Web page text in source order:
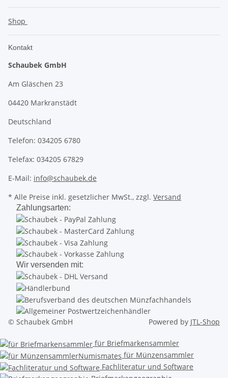
Shop
Kontakt
Schaubek GmbH
Am Gläschen 23
04420 Markranstädt
Deutschland
Telefon: 034205 6780
Telefax: 034205 67829
E-Mail: info@schaubek.de
* Alle Preise inkl. gesetzlicher MwSt., zzgl. Versand
Zahlungsarten:
Wir versenden mit:
© Schaubek GmbH Powered by JTL-Shop
für Briefmarkensammler
für Münzensammler
Fachliteratur und Software